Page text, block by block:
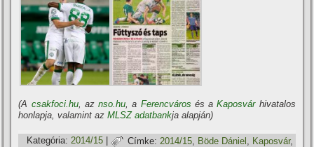
(A csakfoci.hu, aznso.hu, a Ferencváros és aKaposvárhivatalos
honlapja, valamint azMLSZ adatbankja alapján)
Kategória: 2014/15 | Címke: 2014/15 Böde Dániel Kaposvár,